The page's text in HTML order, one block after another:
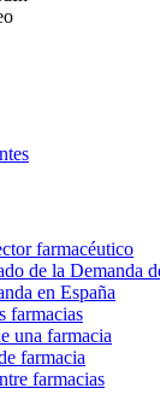
farmacéutico
de la Demanda
en España
farmacias
una farmacia
farmacia
farmacias